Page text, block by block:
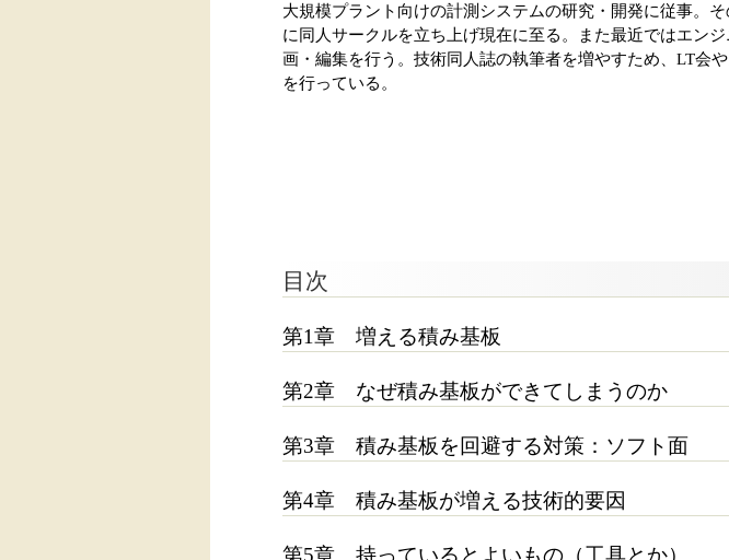
大規模プラント向けの計測システムの研究・開発に従事。
に同人サークルを立ち上げ現在に至る。また最近ではエン
画・編集を行う。技術同人誌の執筆者を増やすため、LT会
を行っている。
目次
第1章 増える積み基板
第2章 なぜ積み基板ができてしまうのか
第3章 積み基板を回避する対策：ソフト面
第4章 積み基板が増える技術的要因
第5章 持っているとよいもの（工具とか）